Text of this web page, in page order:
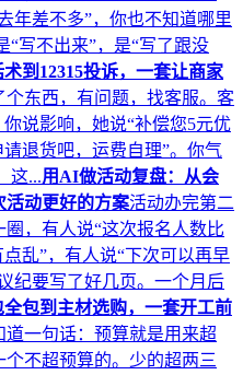
年差不多”，你也不知道哪里
“写不出来”，是“写了跟没
到12315投诉，一套让商家
个东西，有问题，找客服。客
说影响，她说“补偿您5元优
退货吧，运费自理”。你气
这...用AI做活动复盘：从会
活动更好的方案活动办完第二
，有人说“这次报名人数比
点乱”，有人说“下次可以再早
纪要写了好几页。一个月后
包到主材选购，一套开工前
道一句话：预算就是用来超
不超预算的。少的超两三